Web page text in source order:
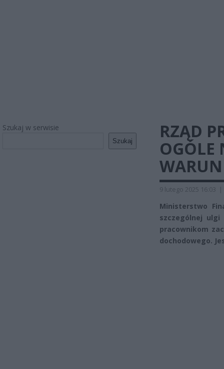
Szukaj w serwisie
Szukaj
RZĄD
OGÓLE
9 lutego 2025 16:03 |
Ministerstwo
szczególnej
pracownikom
dochodowego.